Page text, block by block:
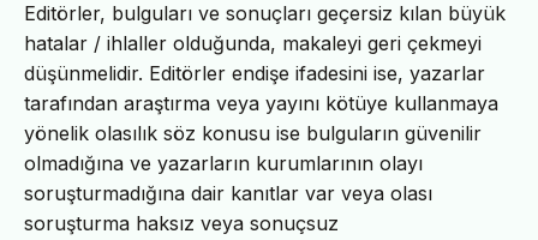
Editörler, bulguları ve sonuçları geçersiz kılan büyük
hatalar / ihlaller olduğunda, makaleyi geri çekmeyi
düşünmelidir. Editörler endişe ifadesini ise, yazarlar
tarafından araştırma veya yayını kötüye kullanmaya
yönelik olasılık söz konusu ise bulguların güvenilir
olmadığına ve yazarların kurumlarının olayı
soruşturmadığına dair kanıtlar var veya olası
soruşturma haksız veya sonuçsuz